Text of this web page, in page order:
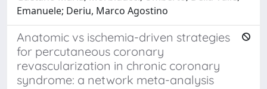
Emanuele; Deriu, Marco Agostino
Anatomic vs ischemia-driven strategies
for percutaneous coronary
revascularization in chronic coronary
syndrome: a network meta-analysis